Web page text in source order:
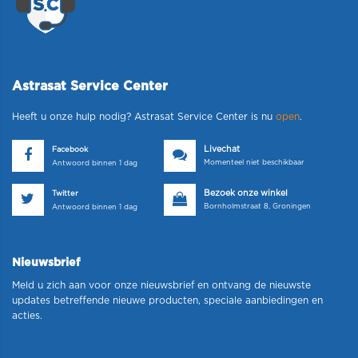
Astrasat Service Center
Heeft u onze hulp nodig? Astrasat Service Center is nu open.
Facebook
Antwoord binnen 1 dag
Livechat
Momenteel niet beschikbaar
Twitter
Antwoord binnen 1 dag
Bezoek onze winkel
Bornholmstraat 8, Groningen
Nieuwsbrief
Meld u zich aan voor onze nieuwsbrief en ontvang de nieuwste
updates betreffende nieuwe producten, speciale aanbiedingen en
acties.